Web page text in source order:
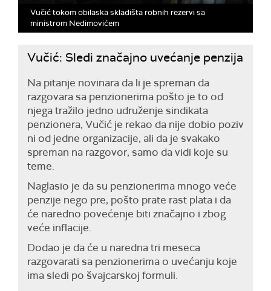
Vučić tokom obilaska skladišta robnih rezervi sa
ministrom Nedimovićem
Vučić: Sledi značajno uvećanje penzija
Na pitanje novinara da li je spreman da
razgovara sa penzionerima pošto je to od
njega tražilo jedno udruženje sindikata
penzionera, Vučić je rekao da nije dobio poziv
ni od jedne organizacije, ali da je svakako
spreman na razgovor, samo da vidi koje su
teme.
Naglasio je da su penzionerima mnogo veće
penzije nego pre, pošto prate rast plata i da
će naredno povećenje biti značajno i zbog
veće inflacije.
Dodao je da će u naredna tri meseca
razgovarati sa penzionerima o uvećanju koje
ima sledi po švajcarskoj formuli.